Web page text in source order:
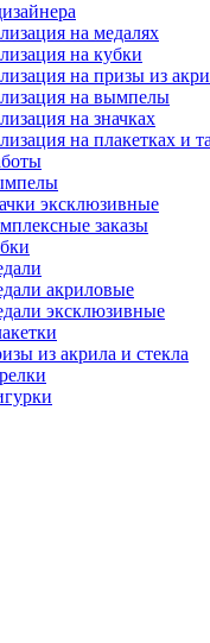
на медалях
на кубки
на призы из
на вымпелы
на значках
на плакетках и
эксклюзивные
заказы
акриловые
эксклюзивные
из акрила и стекла